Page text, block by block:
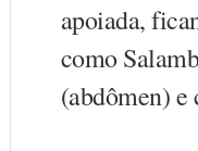
apoiada,
como
(abdômen) e